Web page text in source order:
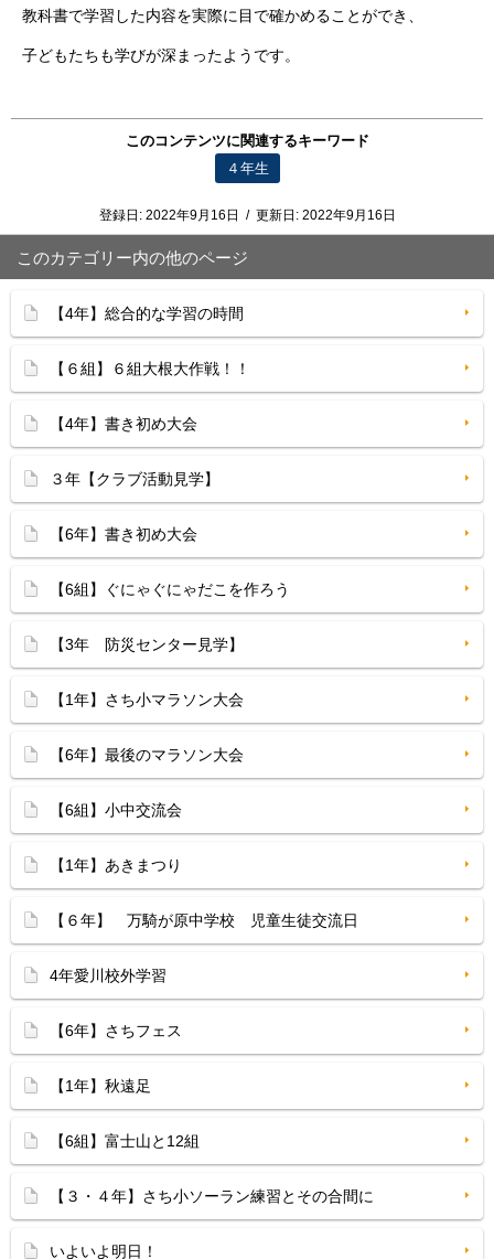
教科書で学習した内容を実際に目で確かめることができ、
子どもたちも学びが深まったようです。
このコンテンツに関連するキーワード
４年生
登録日: 2022年9月16日 / 更新日: 2022年9月16日
このカテゴリー内の他のページ
【4年】総合的な学習の時間
【６組】６組大根大作戦！！
【4年】書き初め大会
３年【クラブ活動見学】
【6年】書き初め大会
【6組】ぐにゃぐにゃだこを作ろう
【3年 防災センター見学】
【1年】さち小マラソン大会
【6年】最後のマラソン大会
【6組】小中交流会
【1年】あきまつり
【６年】 万騎が原中学校 児童生徒交流日
4年愛川校外学習
【6年】さちフェス
【1年】秋遠足
【6組】富士山と12組
【３・４年】さち小ソーラン練習とその合間に
いよいよ明日！